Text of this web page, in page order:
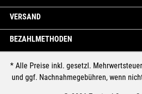
VERSAND
BEZAHLMETHODEN
* Alle Preise inkl. gesetzl.
und ggf. Nachnahmegebühren, wenn